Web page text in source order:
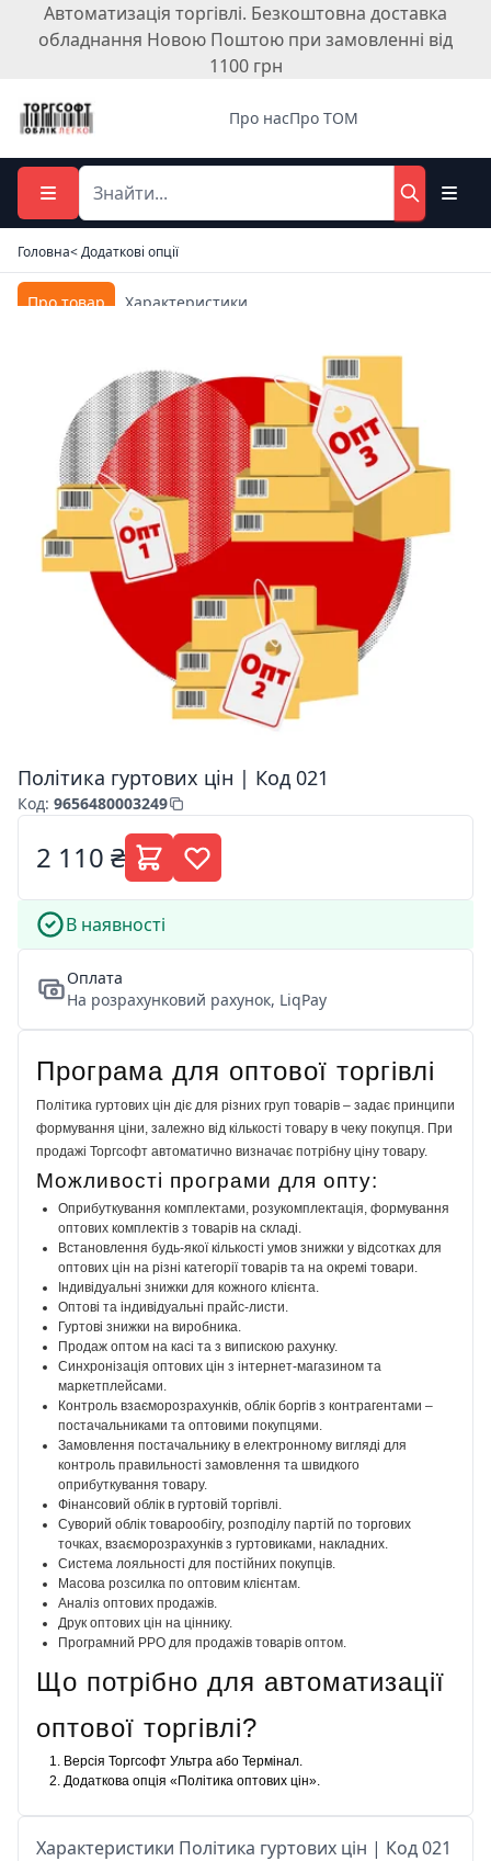
Автоматизація торгівлі. Безкоштовна доставка
обладнання Новою Поштою при замовленні від
1100 грн
Про насПро ТОМ
Головна< Додаткові опції
Про товар Характеристики
Політика гуртових цін | Код 021
Код: 9656480003249
2 110 ₴
В наявності
Оплата
На розрахунковий рахунок, LiqPay
Програма для оптової торгівлі
Політика гуртових цін діє для різних груп товарів – задає принципи
формування ціни, залежно від кількості товару в чеку покупця. При
продажі Торгсофт автоматично визначає потрібну ціну товару.
Можливості програми для опту:
Оприбуткування комплектами, розукомплектація, формування
оптових комплектів з товарів на складі.
Встановлення будь-якої кількості умов знижки у відсотках для
оптових цін на різні категорії товарів та на окремі товари.
Індивідуальні знижки для кожного клієнта.
Оптові та індивідуальні прайс-листи.
Гуртові знижки на виробника.
Продаж оптом на касі та з випискою рахунку.
Синхронізація оптових цін з інтернет-магазином та
маркетплейсами.
Контроль взаєморозрахунків, облік боргів з контрагентами –
постачальниками та оптовими покупцями.
Замовлення постачальнику в електронному вигляді для
контроль правильності замовлення та швидкого
оприбуткування товару.
Фінансовий облік в гуртовій торгівлі.
Суворий облік товарообігу, розподілу партій по торгових
точках, взаєморозрахунків з гуртовиками, накладних.
Система лояльності для постійних покупців.
Масова розсилка по оптовим клієнтам.
Аналіз оптових продажів.
Друк оптових цін на ціннику.
Програмний РРО для продажів товарів оптом.
Що потрібно для автоматизації
оптової торгівлі?
Версія Торгсофт Ультра або Термінал.
Додаткова опція «Політика оптових цін».
Характеристики Політика гуртових цін | Код 021